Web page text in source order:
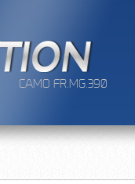
CAMO FR.MG.390